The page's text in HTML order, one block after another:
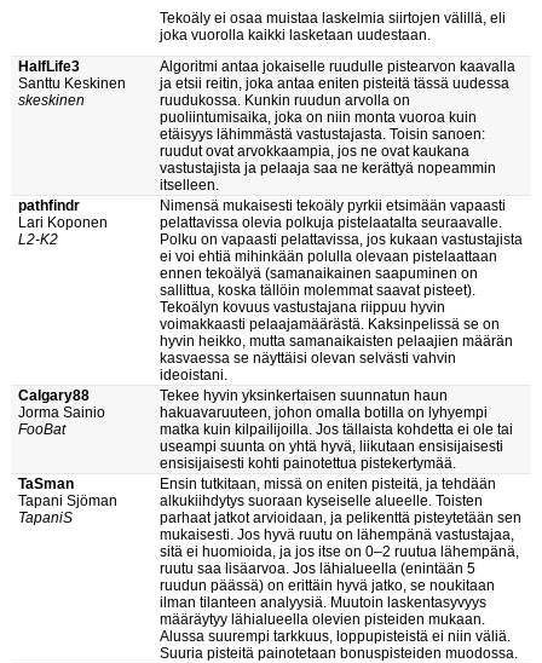
Tekoäly ei osaa muistaa laskelmia siirtojen välillä, eli
joka vuorolla kaikki lasketaan uudestaan.
HalfLife3
Santtu Keskinen
skeskinen
Algoritmi antaa jokaiselle ruudulle pistearvon kaavalla
ja etsii reitin, joka antaa eniten pisteitä tässä uudessa
ruudukossa. Kunkin ruudun arvolla on
puoliintumisaika, joka on niin monta vuoroa kuin
etäisyys lähimmästä vastustajasta. Toisin sanoen:
ruudut ovat arvokkaampia, jos ne ovat kaukana
vastustajista ja pelaaja saa ne kerättyä nopeammin
itselleen.
pathfindr
Lari Koponen
L2-K2
Nimensä mukaisesti tekoäly pyrkii etsimään vapaasti
pelattavissa olevia polkuja pistelaatalta seuraavalle.
Polku on vapaasti pelattavissa, jos kukaan vastustajista
ei voi ehtiä mihinkään polulla olevaan pistelaattaan
ennen tekoälyä (samanaikainen saapuminen on
sallittua, koska tällöin molemmat saavat pisteet).
Tekoälyn kovuus vastustajana riippuu hyvin
voimakkaasti pelaajamäärästä. Kaksinpelissä se on
hyvin heikko, mutta samanaikaisten pelaajien määrän
kasvaessa se näyttäisi olevan selvästi vahvin
ideoistani.
Calgary88
Jorma Sainio
FooBat
Tekee hyvin yksinkertaisen suunnatun haun
hakuavaruuteen, johon omalla botilla on lyhyempi
matka kuin kilpailijoilla. Jos tällaista kohdetta ei ole tai
useampi suunta on yhtä hyvä, liikutaan ensisijaisesti
ensisijaisesti kohti painotettua pistekertymää.
TaSman
Tapani Sjöman
TapaniS
Ensin tutkitaan, missä on eniten pisteitä, ja tehdään
alkukiihdytys suoraan kyseiselle alueelle. Toisten
parhaat jatkot arvioidaan, ja pelikenttä pisteytetään sen
mukaisesti. Jos hyvä ruutu on lähempänä vastustajaa,
sitä ei huomioida, ja jos itse on 0–2 ruutua lähempänä,
ruutu saa lisäarvoa. Jos lähialueella (enintään 5
ruudun päässä) on erittäin hyvä jatko, se noukitaan
ilman tilanteen analyysiä. Muutoin laskentasyvyys
määräytyy lähialueella olevien pisteiden mukaan.
Alussa suurempi tarkkuus, loppupisteistä ei niin väliä.
Suuria pisteitä painotetaan bonuspisteiden muodossa.